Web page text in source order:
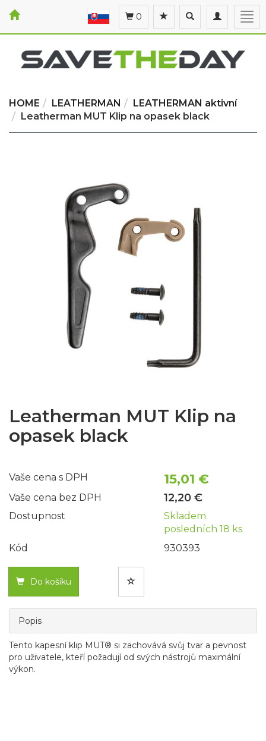
Toggle
navigation
Toggle
search
0
HOME LEATHERMAN
LEATHERMAN aktivní
Leatherman MUT Klip na opasek black
Leatherman MUT Klip na
opasek black
Vaše cena s DPH 15,01 €
Vaše cena bez DPH 12,20 €
Dostupnost
Skladem
posledních 18 ks
Kód
930393
Do košíku
Popis
Tento kapesní klip MUT® si zachovává svůj tvar a pevnost
pro uživatele, kteří požadují od svých nástrojů maximální
výkon.